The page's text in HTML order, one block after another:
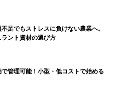
足でもストレスに負けない農業へ。
ント資材の選び方
管理可能！小型・低コストで始める